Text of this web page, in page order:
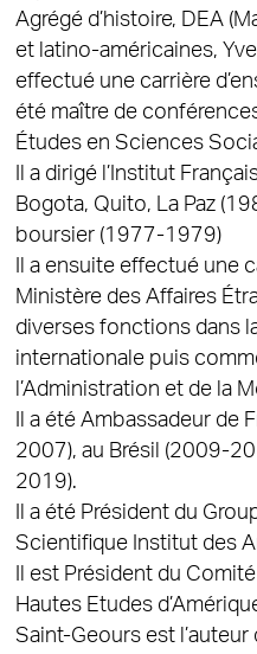
Agrégé d’histoire, DEA
et latino-américaines,
effectué une carrière
été maître de
Études en Sciences
Il a dirigé l’Institut
Bogota, Quito, La Paz
boursier (1977-1979)
Il a ensuite effectué une
Ministère des Affaires
diverses fonctions dans
internationale puis
l’Administration et de la
Il a été Ambassadeur de
2007), au Brésil (2009-
2019).
Il a été Président du
Scientifique Institut des
Il est Président du
Hautes Etudes
Saint-Geours est